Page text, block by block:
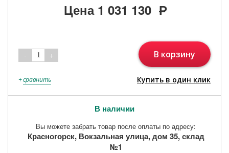
Цена 1 031 130 Р
- 1 + В корзину
+сравнить Купить в один клик
В наличии
Вы можете забрать товар после оплаты по адресу:
Красногорск, Вокзальная улица, дом 35, склад
№1